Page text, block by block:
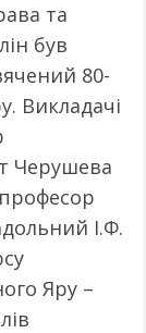
та
був
80-
Викладачі
Черушева
І.Ф.
Яру –